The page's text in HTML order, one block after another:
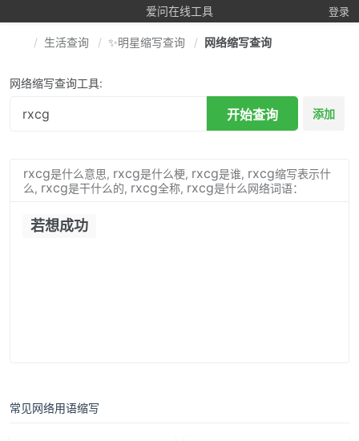
爱问在线工具 登录
生活查询 ✨明星缩写查询 网络缩写查询
网络缩写查询工具:
开始查询 添加
rxcg是什么意思, rxcg是什么梗, rxcg是谁, rxcg缩写表示什
么, rxcg是干什么的, rxcg全称, rxcg是什么网络词语：
若想成功
常见网络用语缩写